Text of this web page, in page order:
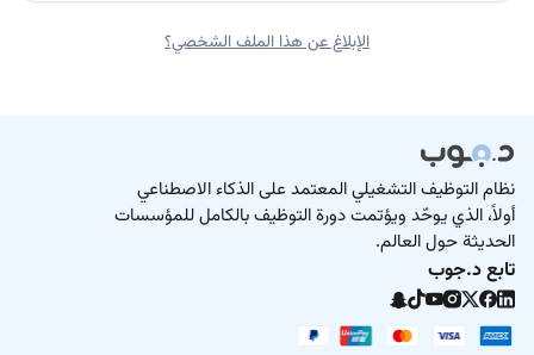
الإبلاغ عن هذا الملف الشخصي؟
نظام التوظيف التشغيلي المعتمد على الذكاء الاصطناعي
أولاً، الذي يوحّد ويؤتمت دورة التوظيف بالكامل للمؤسسات
الحديثة حول العالم.
تابع د.جوب